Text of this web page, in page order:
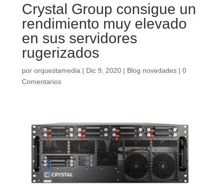
Crystal Group consigue un
rendimiento muy elevado
en sus servidores
rugerizados
por orquestamedia | Dic 9, 2020| Blog novedades| 0
Comentarios